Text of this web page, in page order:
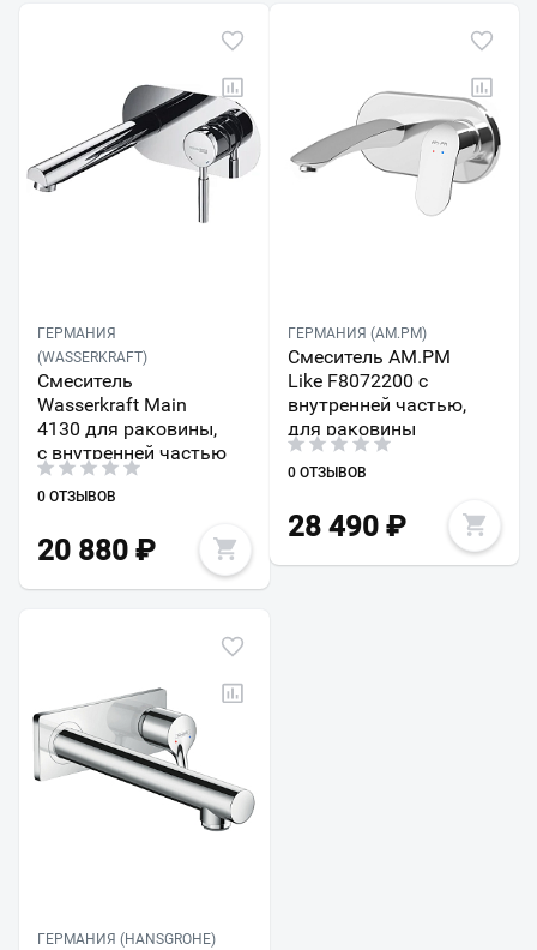
ГЕРМАНИЯ
(WASSERKRAFT)
Смеситель
Wasserkraft Main
4130 для раковины,
с внутренней частью
0 ОТЗЫВОВ
20 880 ₽
ГЕРМАНИЯ (AM.PM)
Смеситель AM.PM
Like F8072200 с
внутренней частью,
для раковины
0 ОТЗЫВОВ
28 490₽
ГЕРМАНИЯ (HANSGROHE)